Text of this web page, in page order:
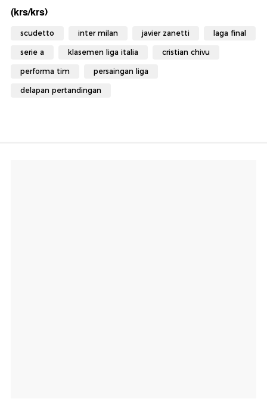
(krs/krs)
scudetto inter milan javier zanetti laga final
serie a klasemen liga italia cristian chivu
performa tim persaingan liga
delapan pertandingan